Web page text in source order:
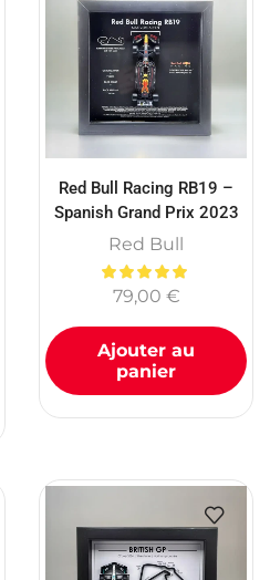
Red Bull Racing RB19 –
Spanish Grand Prix 2023
Red Bull
79,00 €
Ajouter au
panier